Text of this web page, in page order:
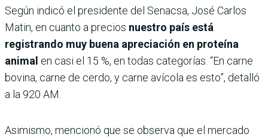
Según indicó el presidente del Senacsa, José Carlos
Matin, en cuanto a precios nuestro país está
registrando muy buena apreciación en proteína
animal en casi el 15 %, en todas categorías. “En carne
bovina, carne de cerdo, y carne avícola es esto”, detalló
a la 920 AM.
Asimismo, mencionó que se observa que el mercado